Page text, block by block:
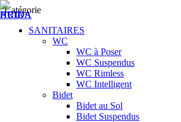
Catégorie
SANITAIRES
WC
WC à Poser
WC Suspendus
WC Rimless
WC Intelligent
Bidet
Bidet au Sol
Bidet Suspendus